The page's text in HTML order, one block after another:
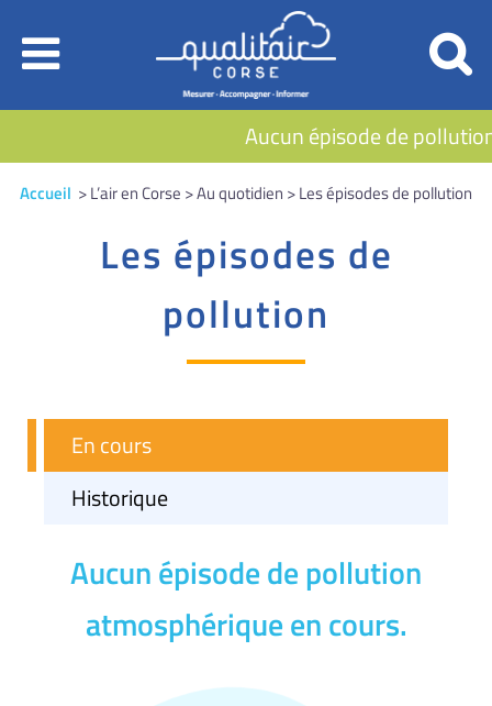
Aucun épisode de
Accueil > L’air en Corse > Au quotidien > Les épisodes de pollution
Les épisodes de
pollution
En cours
Historique
Aucun épisode de pollution
atmosphérique en cours.